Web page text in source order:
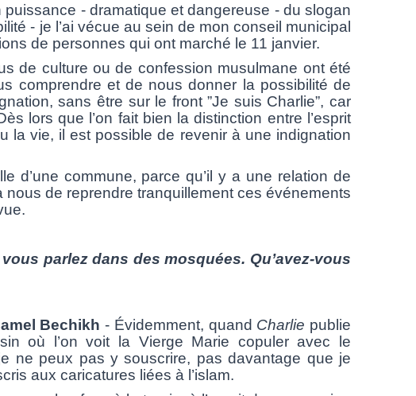
- dramatique et dangereuse - du slogan
- je l’ai vécue au sein de mon conseil municipal
de personnes qui ont marché le 11 janvier.
culture ou de confession musulmane ont été
comprendre et de nous donner la possibilité de
sans être sur le front ”Je suis Charlie”, car
lors que l’on fait bien la distinction entre l’esprit
la vie, il est possible de revenir à une indignation
commune, parce qu’il y a une relation de
de reprendre tranquillement ces événements
parlez dans des mosquées. Qu’avez-vous
Bechikh - Évidemment, quand Charlie publie
où l’on voit la Vierge Marie copuler avec le
ne peux pas y souscrire, pas davantage que je
aux caricatures liées à l’islam.